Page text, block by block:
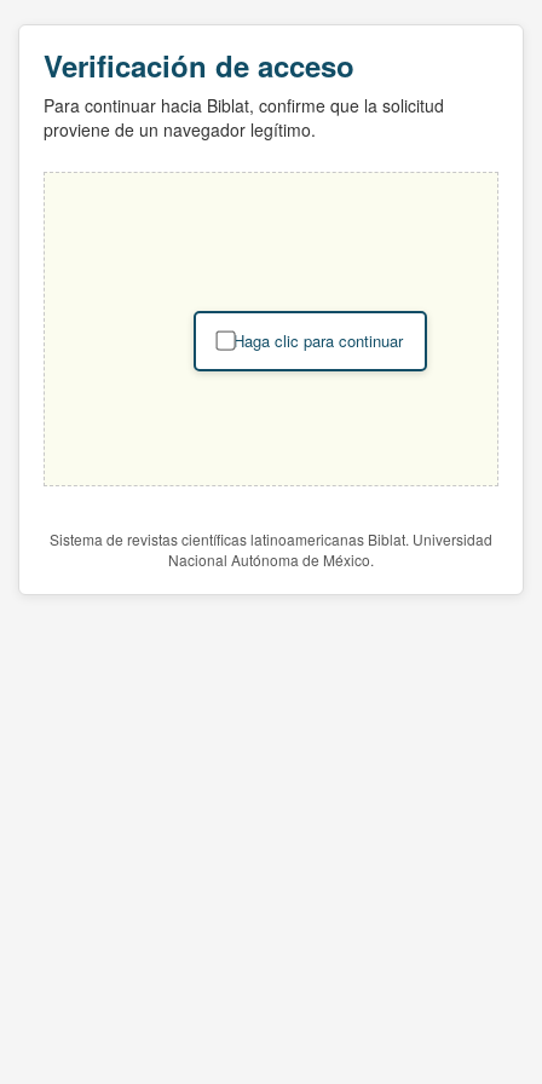
Verificación de acceso
Para continuar hacia Biblat, confirme que la solicitud
proviene de un navegador legítimo.
Haga clic para continuar
Sistema de revistas científicas latinoamericanas Biblat. Universidad
Nacional Autónoma de México.